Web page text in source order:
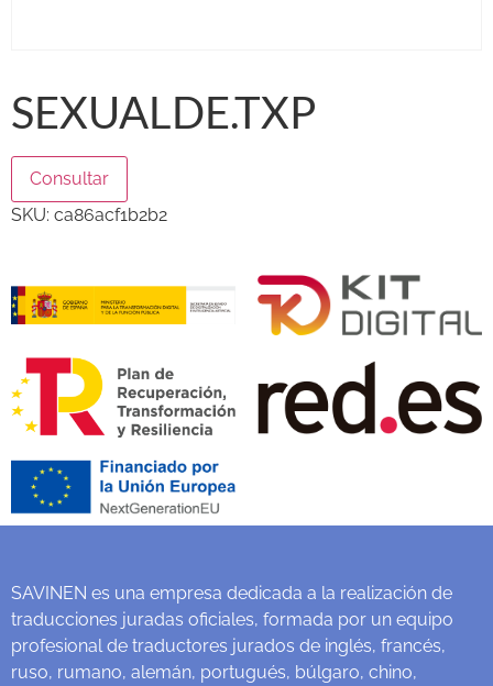
SEXUALDE.TXP
Consultar
SKU: ca86acf1b2b2
SAVINEN es una empresa dedicada a la realización de
traducciones juradas oficiales, formada por un equipo
profesional de traductores jurados de inglés, francés,
ruso, rumano, alemán, portugués, búlgaro, chino,